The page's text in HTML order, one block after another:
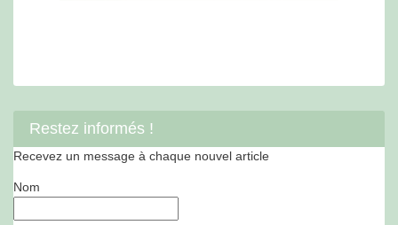
Restez informés !
Recevez un message à chaque nouvel article
Nom